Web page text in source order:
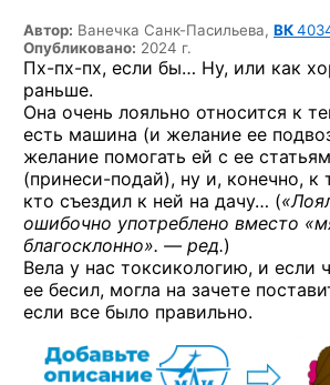
Автор: Ванечка Санк-Пасильева, ВК
Опубликовано: 2024 г.
Пх-пх-пх, если бы… Ну, или как
раньше.
Она очень лояльно относится к
есть машина (и желание ее
желание помогать ей с ее
(принеси-подай), ну и, конечно, к
кто съездил к ней на дачу… (
ошибочно употреблено вместо
благосклонно». — ред.)
Вела у нас токсикологию, и если
ее бесил, могла на зачете
если все было правильно.